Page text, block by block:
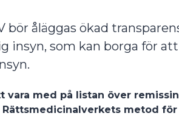
åläggas ökad
insyn, som kan borga för
vara med på listan över
metod